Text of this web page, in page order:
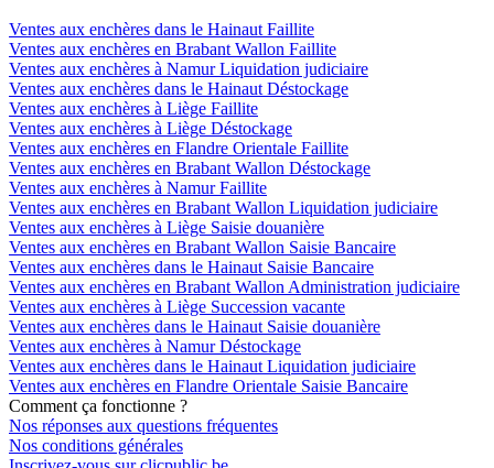
Ventes aux enchères dans le Hainaut Faillite
Ventes aux enchères en Brabant Wallon Faillite
Ventes aux enchères à Namur Liquidation judiciaire
Ventes aux enchères dans le Hainaut Déstockage
Ventes aux enchères à Liège Faillite
Ventes aux enchères à Liège Déstockage
Ventes aux enchères en Flandre Orientale Faillite
Ventes aux enchères en Brabant Wallon Déstockage
Ventes aux enchères à Namur Faillite
Ventes aux enchères en Brabant Wallon Liquidation judiciaire
Ventes aux enchères à Liège Saisie douanière
Ventes aux enchères en Brabant Wallon Saisie Bancaire
Ventes aux enchères dans le Hainaut Saisie Bancaire
Ventes aux enchères en Brabant Wallon Administration judiciaire
Ventes aux enchères à Liège Succession vacante
Ventes aux enchères dans le Hainaut Saisie douanière
Ventes aux enchères à Namur Déstockage
Ventes aux enchères dans le Hainaut Liquidation judiciaire
Ventes aux enchères en Flandre Orientale Saisie Bancaire
Comment ça fonctionne ?
Nos réponses aux questions fréquentes
Nos conditions générales